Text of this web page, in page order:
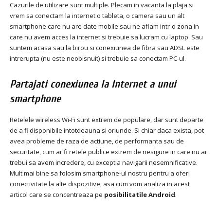
Cazurile de utilizare sunt multiple. Plecam in vacanta la plaja si
vrem sa conectam la internet o tableta, o camera sau un alt
smartphone care nu are date mobile sau ne aflam intr-o zona in
care nu avem acces la internet si trebuie sa lucram cu laptop. Sau
suntem acasa sau la birou si conexiunea de fibra sau ADSL este
intrerupta (nu este neobisnuit) si trebuie sa conectam PC-ul.
Partajati conexiunea la Internet a unui
smartphone
Retelele wireless Wi-Fi sunt extrem de populare, dar sunt departe
de a fi disponibile intotdeauna si oriunde. Si chiar daca exista, pot
avea probleme de raza de actiune, de performanta sau de
securitate, cum ar fi retele publice extrem de nesigure in care nu ar
trebui sa avem incredere, cu exceptia navigarii nesemnificative.
Mult mai bine sa folosim smartphone-ul nostru pentru a oferi
conectivitate la alte dispozitive, asa cum vom analiza in acest
articol care se concentreaza pe posibilitatile Android.